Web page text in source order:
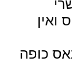
ואין
כופה